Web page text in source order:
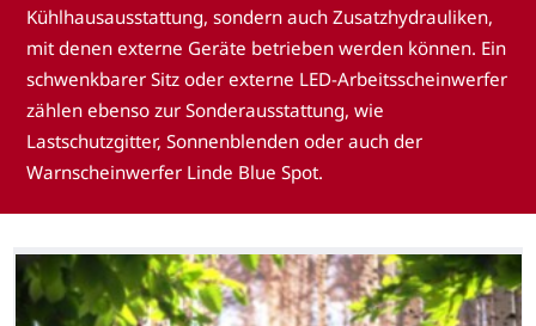
Kühlhausausstattung, sondern auch Zusatzhydrauliken,
mit denen externe Geräte betrieben werden können. Ein
schwenkbarer Sitz oder externe LED-Arbeitsscheinwerfer
zählen ebenso zur Sonderausstattung, wie
Lastschutzgitter, Sonnenblenden oder auch der
Warnscheinwerfer Linde Blue Spot.